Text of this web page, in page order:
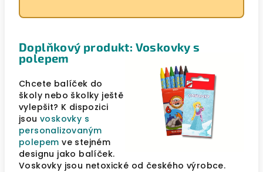
Doplňkový produkt: Voskovky s
polepem
Chcete balíček do
školy nebo školky ještě
vylepšit? K dispozici
jsou voskovky s
personalizovaným
polepem ve stejném
designu jako balíček.
Voskovky jsou netoxické od českého výrobce.